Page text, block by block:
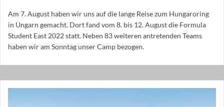
Am 7. August haben wir uns auf die lange Reise zum Hungaroring
in Ungarn gemacht. Dort fand vom 8. bis 12. August die Formula
Student East 2022 statt. Neben 83 weiteren antretenden Teams
haben wir am Sonntag unser Camp bezogen.